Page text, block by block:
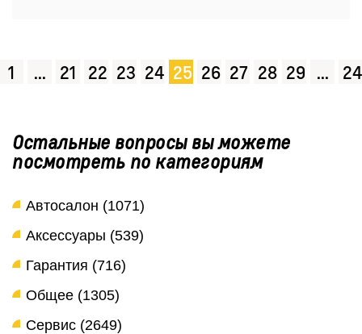
1 ... 21 22 23 24 25 26 27 28 29 ...
Остальные вопросы вы можете
посмотреть по категориям
Автосалон (1071)
Аксессуары (539)
Гарантия (716)
Общее (1305)
Сервис (2649)